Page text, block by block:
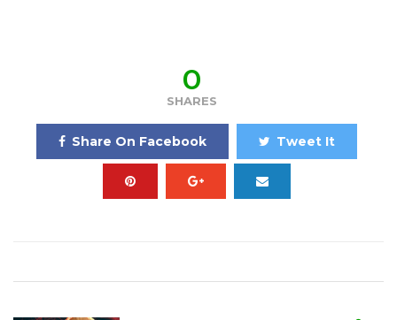
0
SHARES
Share On Facebook Tweet It